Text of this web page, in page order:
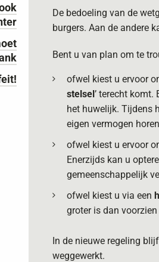
De bedoeling van de
burgers. Aan de andere
Bent u van plan om te
ofwel kiest u ervoor
stelsel’ terecht
het huwelijk. Tijdens
eigen vermogen
ofwel kiest u ervoor
Enerzijds kan u
gemeenschappelijk
ofwel kiest u via een
groter is dan
In de nieuwe regeling
weggewerkt.